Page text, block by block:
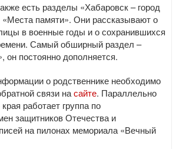
есть разделы «Хабаровск – город
«Места памяти». Они рассказывают о
в военные годы и о сохранившихся
Самый обширный раздел –
он постоянно дополняется.
о родственнике необходимо
связи насайте. Параллельно
работает группа по
защитников Отечества и
на пилонах мемориала «Вечный